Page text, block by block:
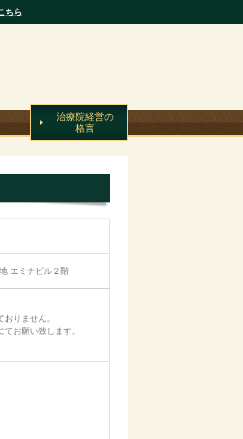
治療院経営の
格言
エミナビル２階
りません。
てお願い致します。
ちら